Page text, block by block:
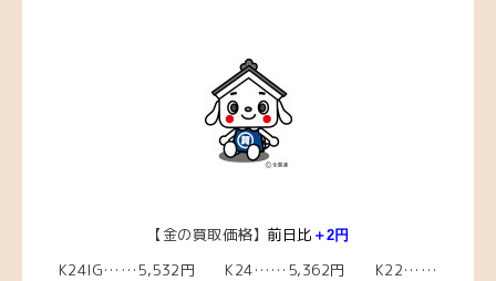
【金の買取価格】 前日比 ＋2円
K24IG……5,532円 K24……5,362円 K22……